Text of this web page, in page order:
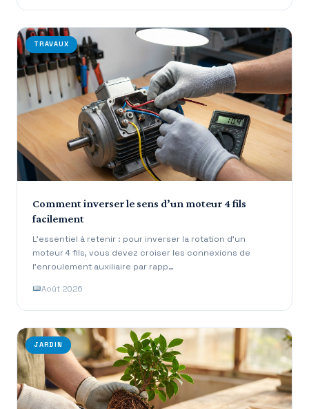
TRAVAUX
Comment inverser le sens d’un moteur 4 fils
facilement
L’essentiel à retenir : pour inverser la rotation d’un
moteur 4 fils, vous devez croiser les connexions de
l’enroulement auxiliaire par rapp…
Août 2026
JARDIN